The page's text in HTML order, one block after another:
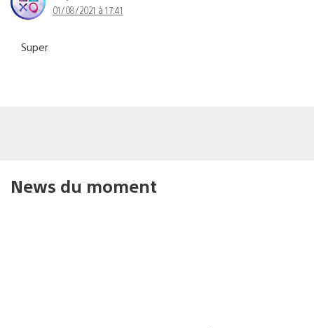
01/08/2021 à 17:41
Super
News du moment